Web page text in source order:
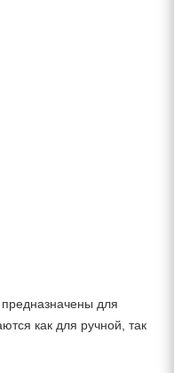
для
как для ручной, так